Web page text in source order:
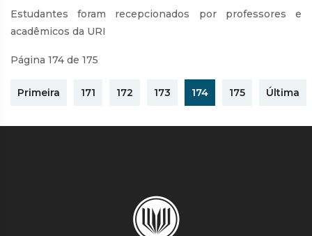
Estudantes foram recepcionados por professores e
acadêmicos da URI
Página 174 de 175
Primeira 171 172 173 174 175 Última